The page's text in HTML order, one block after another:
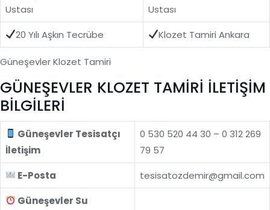
Ustası
Ustası
20 Yılı Aşkın Tecrübe
Klozet Tamiri Ankara
Güneşevler Klozet Tamiri
GÜNEŞEVLER KLOZET TAMİRİ İLETİŞİM
BİLGİLERİ
Güneşevler Tesisatçı
İletişim
0 530 520 44 30 – 0 312 269
79 57
E-Posta
tesisatozdemir@gmail.com
Güneşevler Su